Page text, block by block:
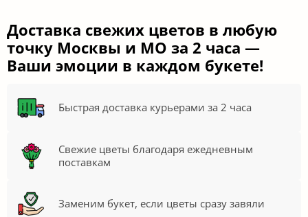
Доставка свежих цветов в любую
точку Москвы и МО за 2 часа —
Ваши эмоции в каждом букете!
Быстрая доставка курьерами за 2 часа
Свежие цветы благодаря ежедневным
поставкам
Заменим букет, если цветы сразу завяли